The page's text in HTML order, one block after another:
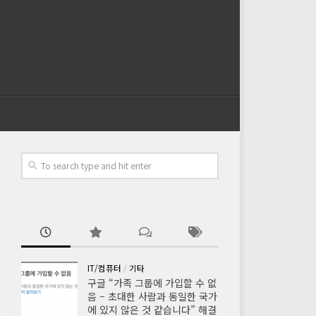
IT/컴퓨터 / 기타
구글 “가족 그룹에 가입할 수 없
음 – 초대한 사람과 동일한 국가
에 있지 않은 것 같습니다” 해결